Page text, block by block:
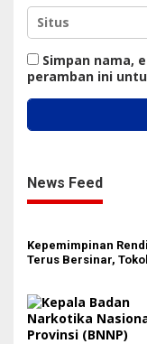
Simpan nama,
peramban ini
News Feed
Kepemimpinan
Terus Bersinar,